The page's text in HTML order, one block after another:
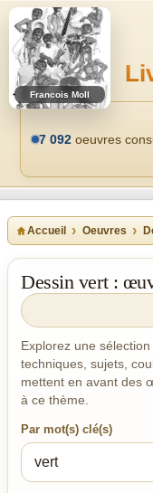
Francois Moll
7 092 oeuvres
Accueil Oeuvres
Dessin vert :
Explorez une
techniques, sujets,
mettent en avant des
à ce thème.
Par mot(s) clé(s)